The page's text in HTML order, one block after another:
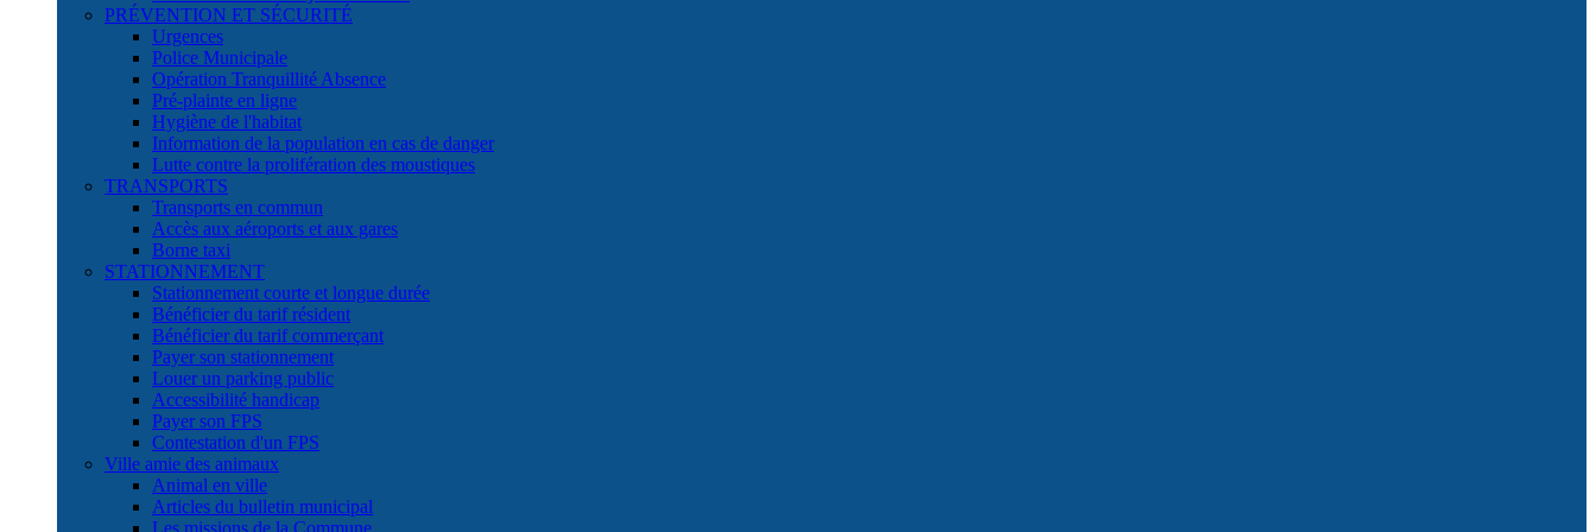
PRÉVENTION ET SÉCURITÉ
Urgences
Police Municipale
Opération Tranquillité Absence
Pré-plainte en ligne
Hygiène de l'habitat
Information de la population en cas de danger
Lutte contre la prolifération des moustiques
TRANSPORTS
Transports en commun
Accès aux aéroports et aux gares
Borne taxi
STATIONNEMENT
Stationnement courte et longue durée
Bénéficier du tarif résident
Bénéficier du tarif commerçant
Payer son stationnement
Louer un parking public
Accessibilité handicap
Payer son FPS
Contestation d'un FPS
Ville amie des animaux
Animal en ville
Articles du bulletin municipal
Les missions de la Commune